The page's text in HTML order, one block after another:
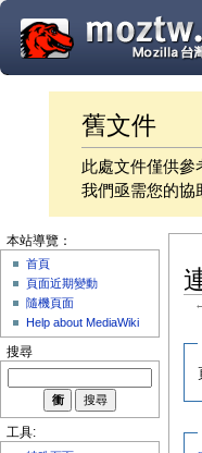
舊文件
此處文件僅供參
我們亟需您的協
本站導覽：
首頁
頁面近期變動
隨機頁面
Help about MediaWiki
搜尋
工具: